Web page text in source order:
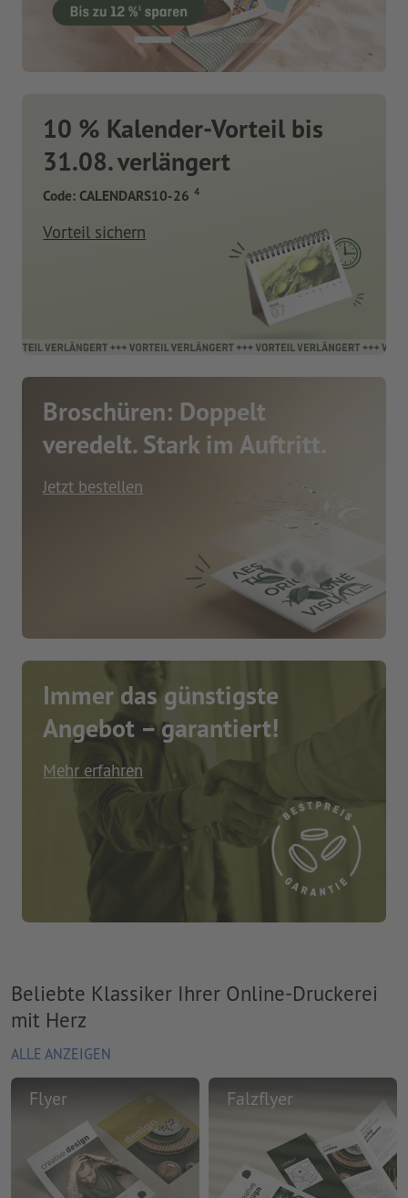
10 % Kalender-Vorteil bis
31.08. verlängert
Code: CALENDARS10-26 4
Vorteil sichern
Broschüren: Doppelt
veredelt. Stark im Auftritt.
Jetzt bestellen
Immer das günstigste
Angebot – garantiert!
Mehr erfahren
Beliebte Klassiker Ihrer Online-Druckerei
mit Herz
ALLE ANZEIGEN
Flyer Falzflyer